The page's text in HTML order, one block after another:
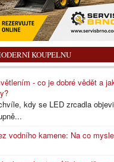
KOUPELNU
- co je dobré vědět a
kdy se LED zrcadla
vodního kamene: Na co